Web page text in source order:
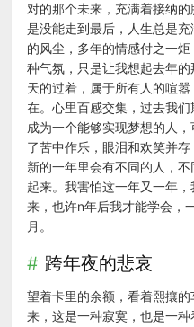
对的那个未来，充满着接纳
是没能走到最后，人生总是
的风尘，多年的情感付之一
种气氛，只是让我想起去年
天的过着，属于所有人的喧
在。心里百感交集，过去我
成为一个能够实现梦想的人
了苦中作乐，眼泪和欢笑并
新的一年里会有不同的人，
起来。我害怕这一年又一年
来，也许n年后我才能学会，
月。
跨年夜的悲哀
望着卡里的余额，看着熙攘
来，这是一种寂寞，也是一